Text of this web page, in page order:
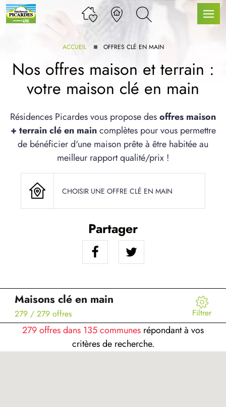
GAMME
SERVICE BDL EXTENSION
ARTICLES
ACCUEIL OFFRES CLÉ EN MAIN
Nos offres maison et terrain :
votre maison clé en main
Résidences Picardes vous propose desoffres maison
+ terrain clé en maincomplètes pour vous permettre
de bénéficier d'une maison prête à être habitée au
meilleur rapport qualité/prix !
CHOISIR UNE OFFRE CLÉ EN MAIN
Partager
Maisons clé en main
279 / 279 offres Filtrer
279 offres dans 135 communes répondant à vos
critères de recherche.